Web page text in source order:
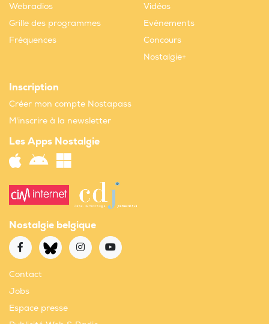
Webradios
Grille des programmes
Fréquences
Vidéos
Evènements
Concours
Nostalgie+
Inscription
Créer mon compte Nostapass
M'inscrire à la newsletter
Les Apps Nostalgie
Nostalgie belgique
Contact
Jobs
Espace presse